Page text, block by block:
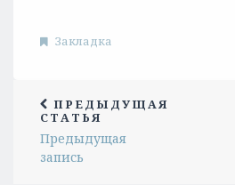
Закладка
ПРЕДЫДУЩАЯ
СТАТЬЯ
Предыдущая
запись